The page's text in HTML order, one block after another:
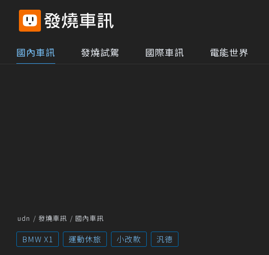
國內車訊 發燒試駕 國際車訊 電能世界
udn 發燒車訊 國內車訊
BMW X1 運動休旅 小改款 汎德